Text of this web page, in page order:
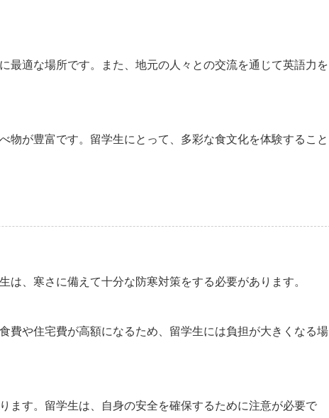
最適な場所です。また、地元の人々との交流を通じて英語力を
物が豊富です。留学生にとって、多彩な食文化を体験すること
、寒さに備えて十分な防寒対策をする必要があります。
費や住宅費が高額になるため、留学生には負担が大きくなる場
ます。留学生は、自身の安全を確保するために注意が必要で